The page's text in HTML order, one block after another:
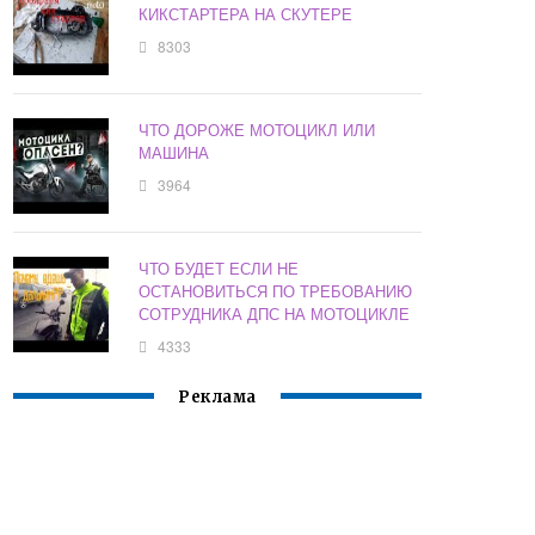
КИКСТАРТЕРА НА СКУТЕРЕ
8303
ЧТО ДОРОЖЕ МОТОЦИКЛ ИЛИ
МАШИНА
3964
ЧТО БУДЕТ ЕСЛИ НЕ
ОСТАНОВИТЬСЯ ПО ТРЕБОВАНИЮ
СОТРУДНИКА ДПС НА МОТОЦИКЛЕ
4333
Реклама